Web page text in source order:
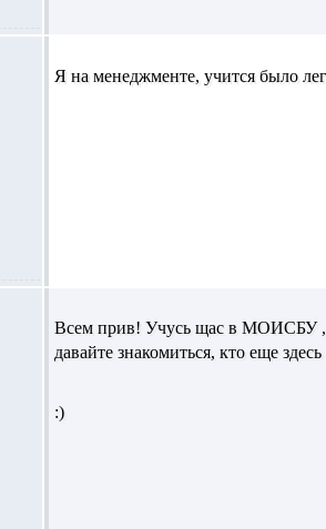
Я на менеджменте, учится было
Всем прив! Учусь щас в МОИСБУ
давайте знакомиться, кто еще
:)